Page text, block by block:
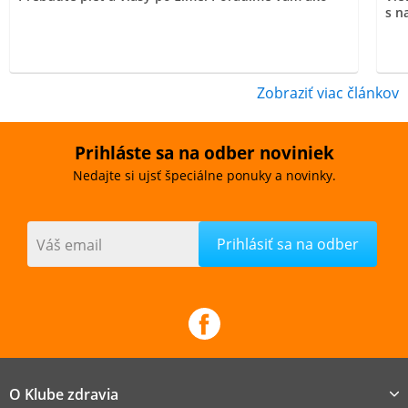
s
Zobraziť viac článkov
Prihláste sa na odber noviniek
Nedajte si ujsť špeciálne ponuky a novinky.
Váš email
O Klube zdravia